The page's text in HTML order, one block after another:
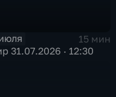
15 мин
31.07.2026 · 12:30